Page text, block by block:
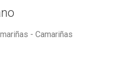
- Camariñas